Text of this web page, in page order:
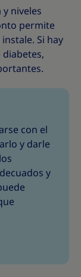
niveles
permite
Si hay
con el
y darle
y